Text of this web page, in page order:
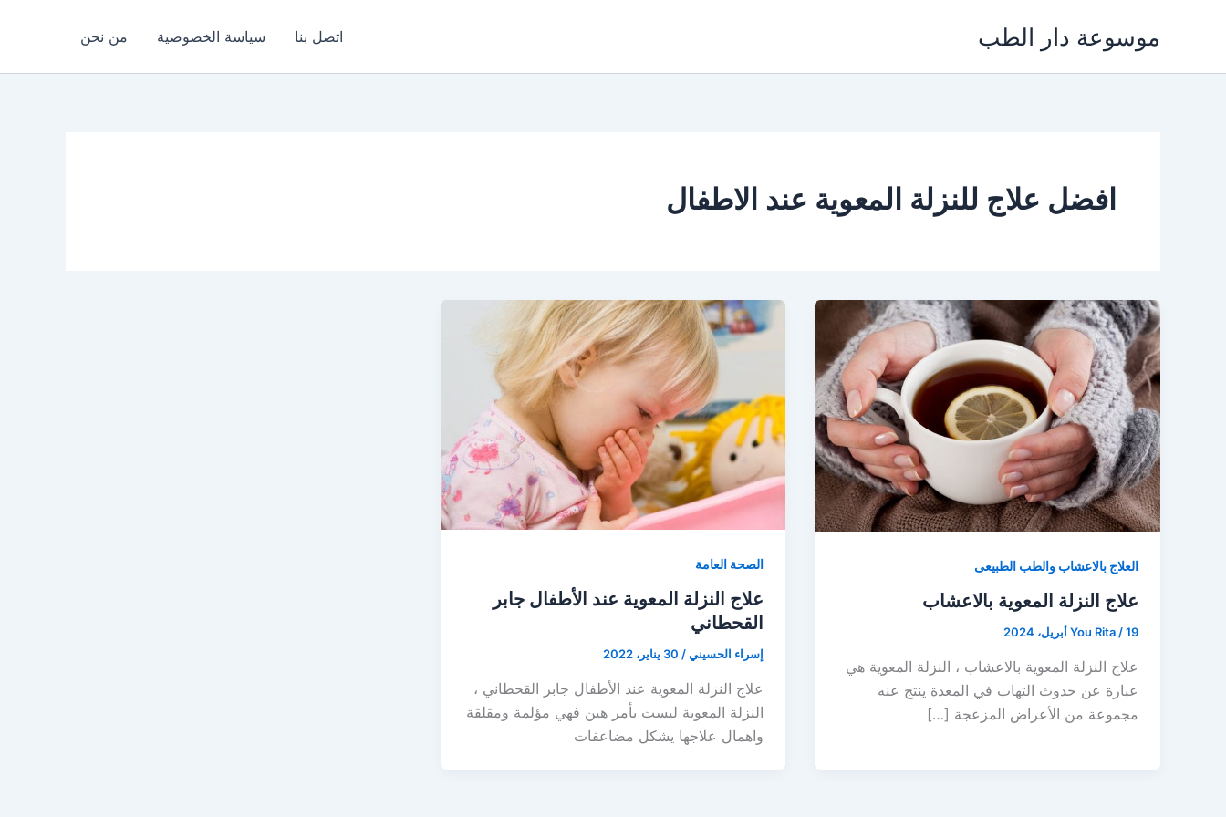
موسوعة دار الطب اتصل بنا سياسة الخصوصية من نحن
افضل علاج للنزلة المعوية عند الاطفال
العلاج بالاعشاب والطب الطبيعى
علاج النزلة المعوية بالاعشاب
You Rita /19 أبريل، 2024
علاج النزلة المعوية بالاعشاب ، النزلة المعوية هي
عبارة عن حدوث التهاب في المعدة ينتج عنه
مجموعة من الأعراض المزعجة […]
الصحة العامة
علاج النزلة المعوية عند الأطفال جابر
القحطاني
إسراء الحسيني/ 30 يناير، 2022
علاج النزلة المعوية عند الأطفال جابر القحطاني ،
النزلة المعوية ليست بأمر هين فهي مؤلمة ومقلقة
واهمال علاجها يشكل مضاعفات